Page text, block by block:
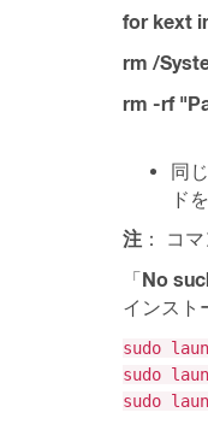
for kext
rm /
rm -rf
同
ド
注 ： コ
「No
インスト
sudo
sudo
sudo